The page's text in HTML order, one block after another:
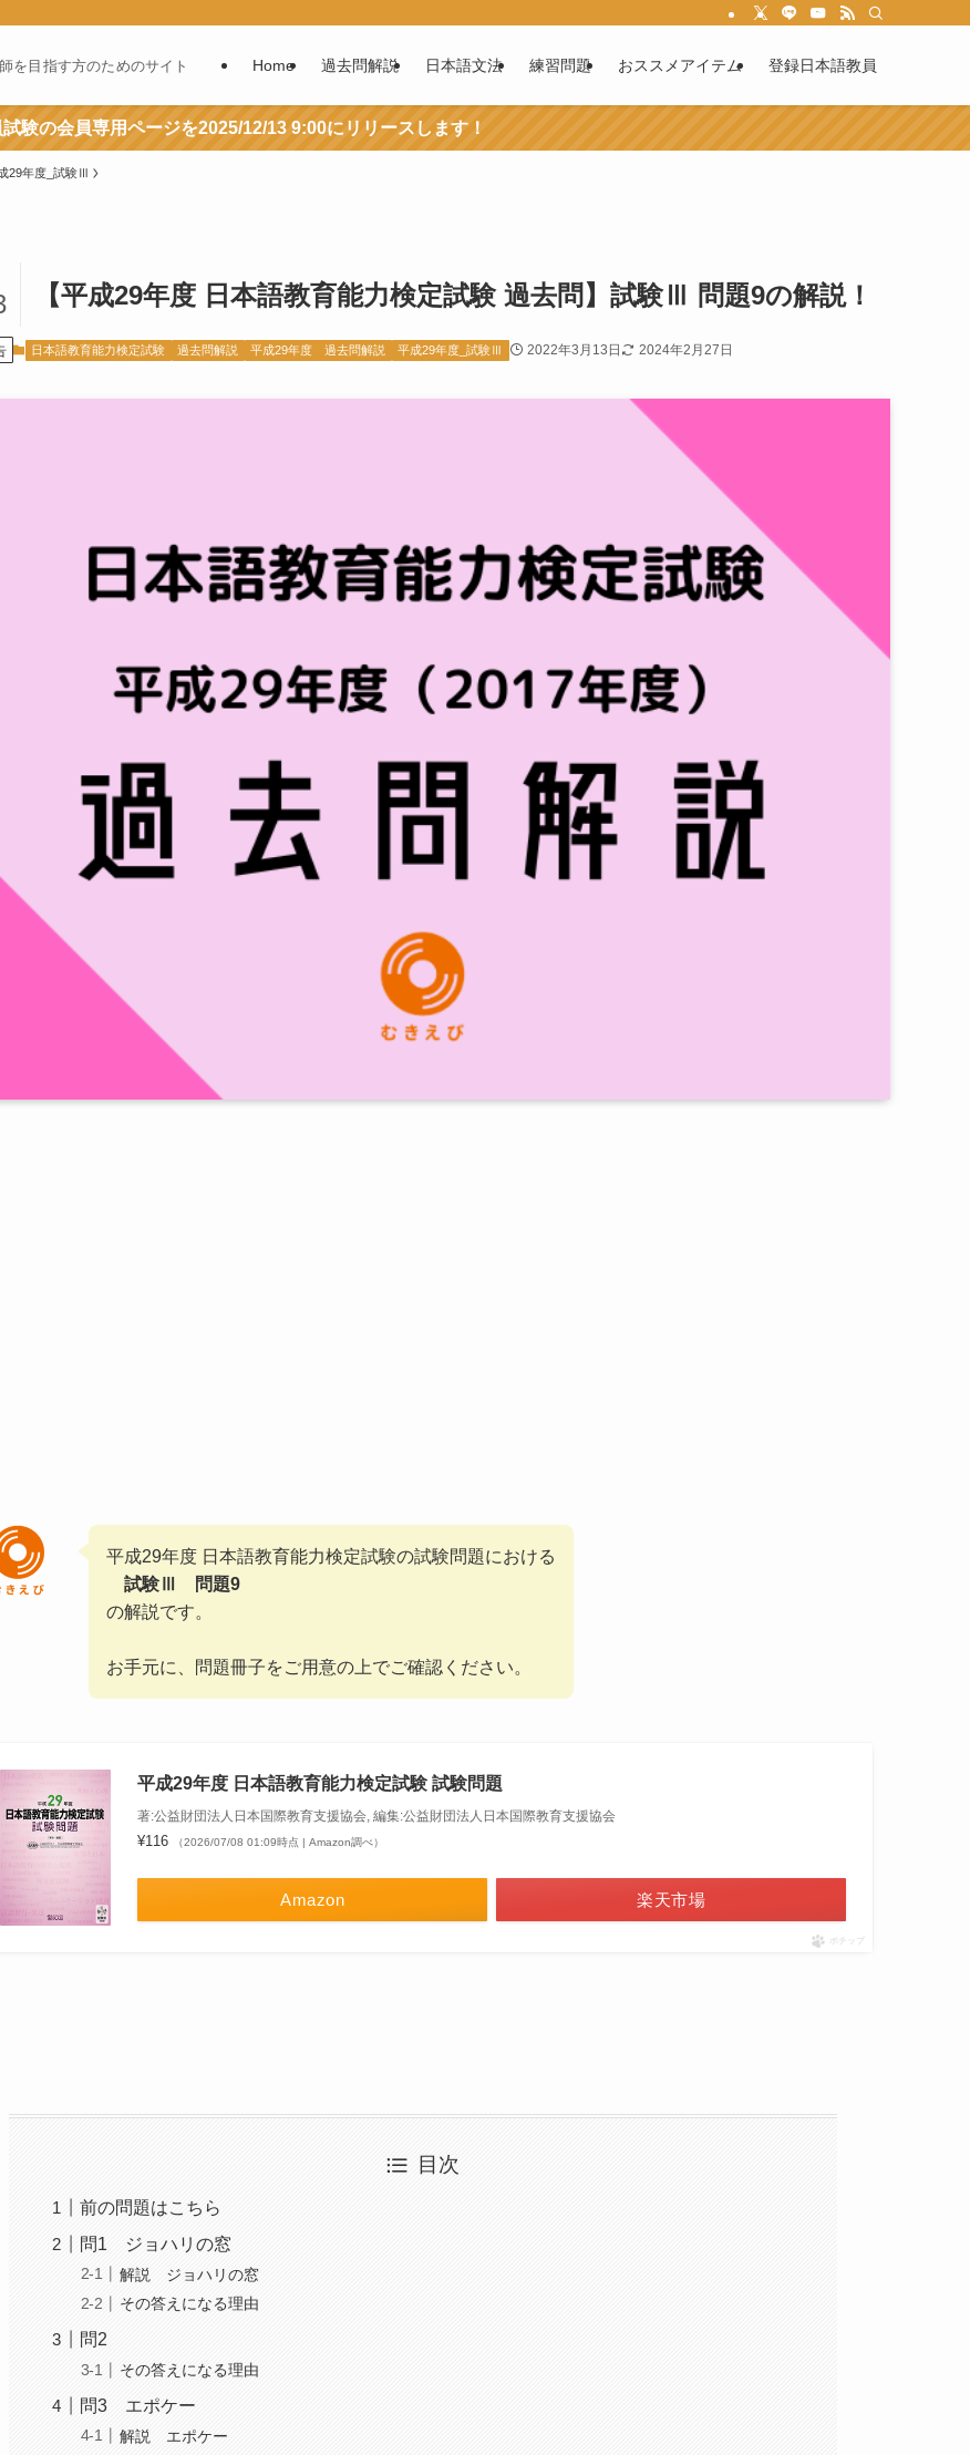
を目指す方のためのサイト Home 過去問解説 日本語文法 練習問題 おススメアイテム 登録日本語教員
試験の会員専用ページを2025/12/13 9:00にリリースします！
29年度_試験Ⅲ
【平成29年度 日本語教育能力検定試験 過去問】試験Ⅲ 問題9の解説！
日本語教育能力検定試験 過去問解説 平成29年度 過去問解説 平成29年度_試験Ⅲ 2022年3月13日 2024年2月27日
平成29年度 日本語教育能力検定試験の試験問題における
試験Ⅲ 問題9
の解説です。
お手元に、問題冊子をご用意の上でご確認ください。
平成29年度 日本語教育能力検定試験 試験問題
著:公益財団法人日本国際教育支援協会, 編集:公益財団法人日本国際教育支援協会
¥116 （2026/07/08 01:09時点 | Amazon調べ）
Amazon 楽天市場
ポチップ
目次
前の問題はこちら
問1 ジョハリの窓
解説 ジョハリの窓
その答えになる理由
問2
その答えになる理由
問3 エポケー
解説 エポケー